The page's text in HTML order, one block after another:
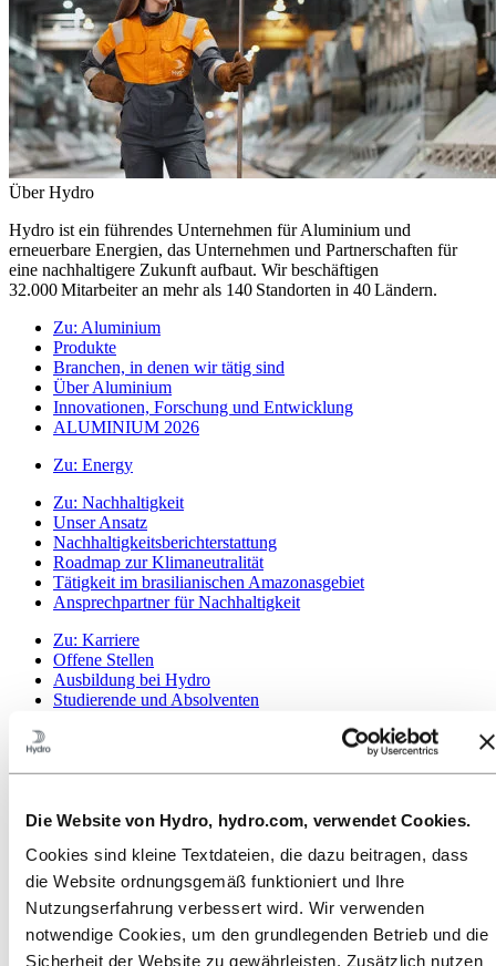
Die Website von Hydro, hydro.com, verwendet Cookies.
Cookies sind kleine Textdateien, die dazu beitragen, dass
die Website ordnungsgemäß funktioniert und Ihre
Nutzungserfahrung verbessert wird. Wir verwenden
notwendige Cookies, um den grundlegenden Betrieb und die
Sicherheit der Website zu gewährleisten. Zusätzlich nutzen
Über Hydro
Hydro ist ein führendes Unternehmen für Aluminium und
erneuerbare Energien, das Unternehmen und Partnerschaften für
eine nachhaltigere Zukunft aufbaut. Wir beschäftigen
32.000 Mitarbeiter an mehr als 140 Standorten in 40 Ländern.
Zu: Aluminium
Produkte
Branchen, in denen wir tätig sind
Über Aluminium
Innovationen, Forschung und Entwicklung
ALUMINIUM 2026
Zu: Energy
Zu: Nachhaltigkeit
Unser Ansatz
Nachhaltigkeitsberichterstattung
Roadmap zur Klimaneutralität
Tätigkeit im brasilianischen Amazonasgebiet
Ansprechpartner für Nachhaltigkeit
Zu: Karriere
Offene Stellen
Ausbildung bei Hydro
Studierende und Absolventen
Bewerbungsprozess
Investoren
News
Hydro auf einen Blick
Mediengalerie